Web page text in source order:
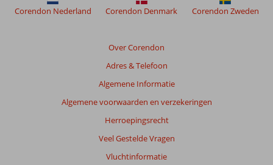
Over Corendon
Adres & Telefoon
Algemene Informatie
Algemene voorwaarden en verzekeringen
Herroepingsrecht
Veel Gestelde Vragen
Vluchtinformatie
Corendon Nederland Corendon Denmark Corendon Zweden